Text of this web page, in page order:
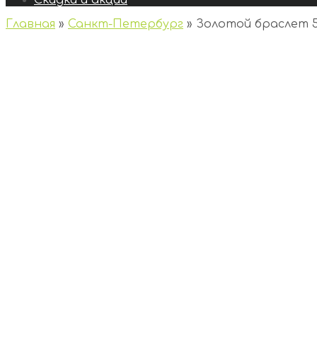
Главная » Санкт-Петербург » Золотой браслет